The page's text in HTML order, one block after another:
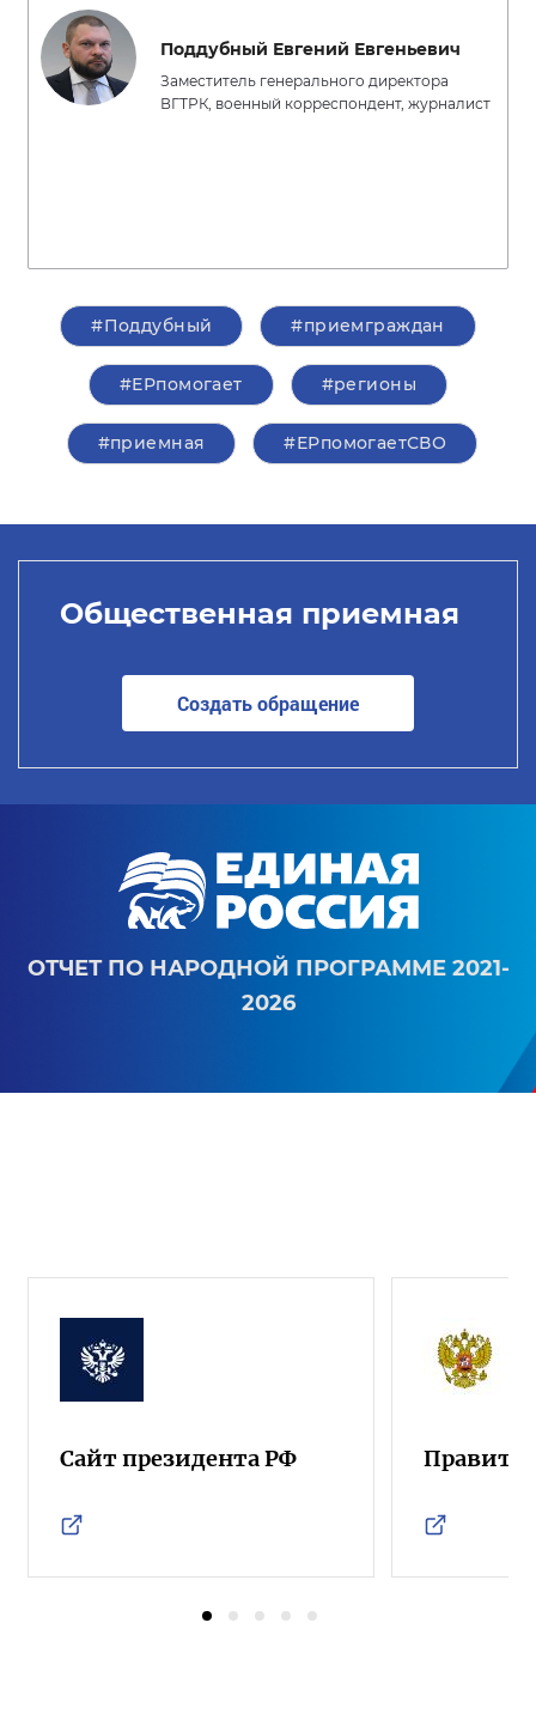
Поддубный Евгений Евгеньевич
Заместитель генерального директора
ВГТРК, военный корреспондент, журналист
#Поддубный #приемграждан
#ЕРпомогает #регионы
#приемная #ЕРпомогаетСВО
Общественная приемная
Создать обращение
ОТЧЕТ ПО НАРОДНОЙ ПРОГРАММЕ 2021-
2026
Сайт президента РФ